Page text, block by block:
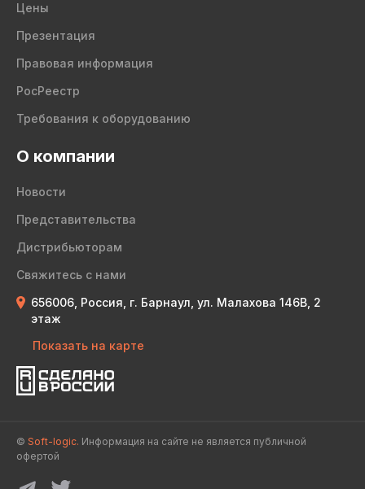
Цены
Презентация
Правовая информация
РосРеестр
Требования к оборудованию
О компании
Новости
Представительства
Дистрибьюторам
Свяжитесь с нами
656006, Россия, г. Барнаул, ул. Малахова 146В, 2
этаж
Показать на карте
© Soft-logic. Информация на сайте не является публичной
офертой